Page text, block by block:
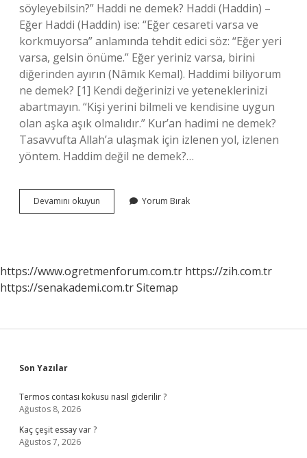
söyleyebilsin?” Haddi ne demek? Haddi (Haddin) –
Eğer Haddi (Haddin) ise: “Eğer cesareti varsa ve
korkmuyorsa” anlamında tehdit edici söz: “Eğer yeri
varsa, gelsin önüme.” Eğer yeriniz varsa, birini
diğerinden ayırın (Nâmık Kemal). Haddimi biliyorum
ne demek? [1] Kendi değerinizi ve yeteneklerinizi
abartmayın. “Kişi yerini bilmeli ve kendisine uygun
olan aşka aşık olmalıdır.” Kur’an hadimi ne demek?
Tasavvufta Allah’a ulaşmak için izlenen yol, izlenen
yöntem. Haddim değil ne demek?…
Devamını okuyun Haddimi
Ne
Yorum Bırak
https://www.ogretmenforum.com.tr https://zih.com.tr
https://senakademi.com.trSitemap
Sidebar
Son Yazılar
Termos contası kokusu nasıl giderilir ?
Ağustos 8, 2026
Kaç çeşit essay var ?
Ağustos 7, 2026